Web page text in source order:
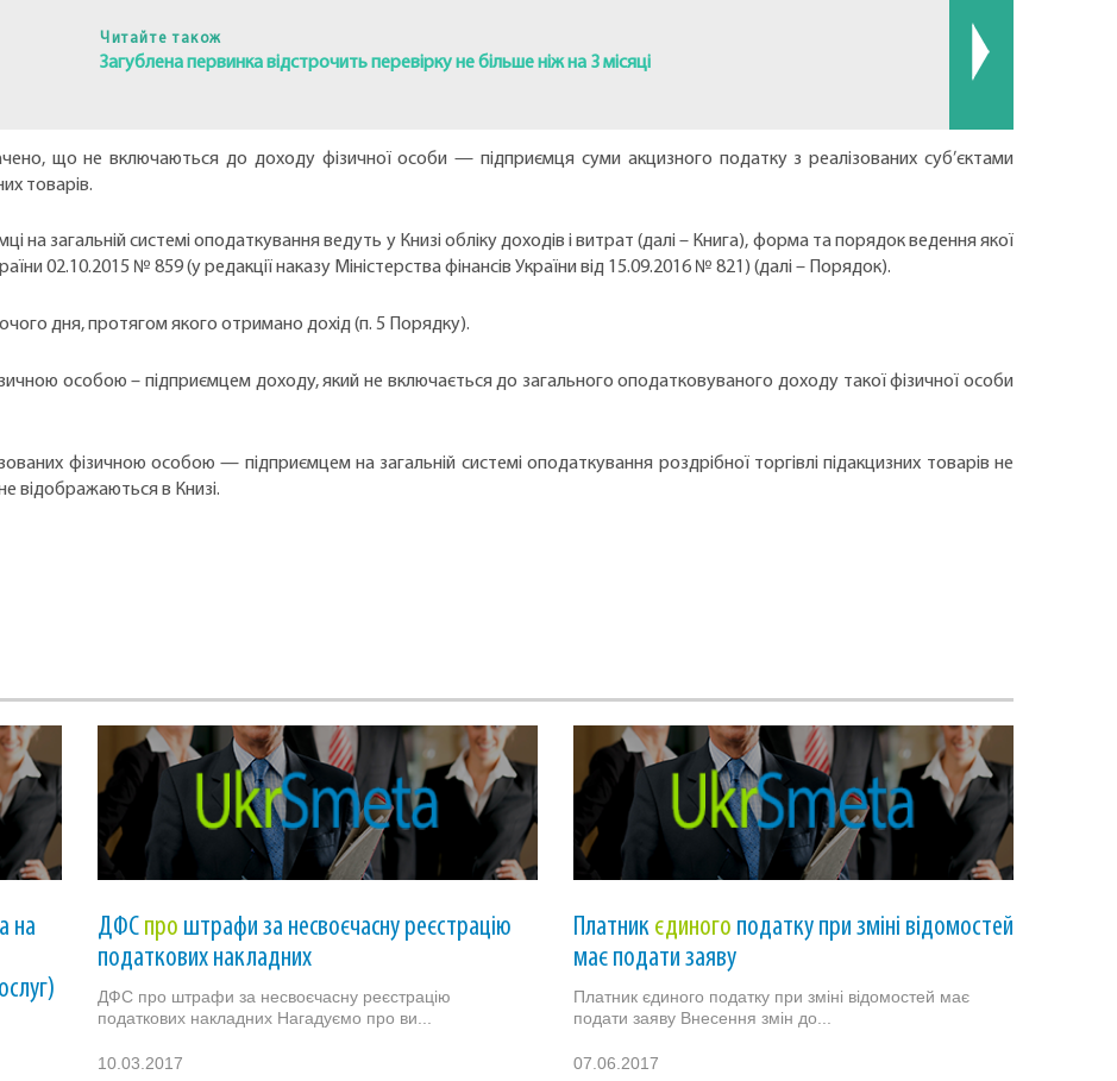
Читайте також
Загублена первинка відстрочить перевірку не більше ніж на 3 місяці
що не включаються до доходу фізичної особи — підприємця суми акцизного податку з реалізованих суб’єктами
товарів.
на загальній системі оподаткування ведуть у Книзі обліку доходів і витрат (далі – Книга), форма та порядок ведення якої
02.10.2015 № 859 (у редакції наказу Міністерства фінансів України від 15.09.2016 № 821) (далі – Порядок).
дня, протягом якого отримано дохід (п. 5 Порядку).
особою – підприємцем доходу, який не включається до загального оподатковуваного доходу такої фізичної особи
фізичною особою — підприємцем на загальній системі оподаткування роздрібної торгівлі підакцизних товарів не
відображаються в Книзі.
на
ДФС про штрафи за несвоєчасну реєстрацію
податкових накладних
ДФС про штрафи за несвоєчасну реєстрацію
податкових накладних Нагадуємо про ви...
10.03.2017
Платник єдиного податку при зміні відомостей
має подати заяву
Платник єдиного податку при зміні відомостей має
подати заяву Внесення змін до...
07.06.2017